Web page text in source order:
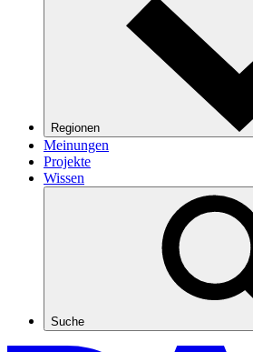
Regionen
Meinungen
Projekte
Wissen
Suche